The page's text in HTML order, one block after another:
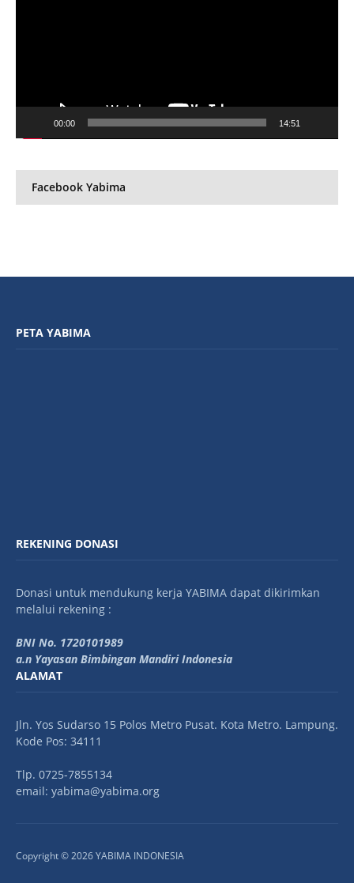
00:00 14:51
Facebook Yabima
PETA YABIMA
REKENING DONASI
Donasi untuk mendukung kerja YABIMA dapat dikirimkan
melalui rekening :
BNI No. 1720101989
a.n Yayasan Bimbingan Mandiri Indonesia
ALAMAT
Jln. Yos Sudarso 15 Polos Metro Pusat. Kota Metro. Lampung.
Kode Pos: 34111
Tlp. 0725-7855134
email: yabima@yabima.org
Copyright © 2026 YABIMA INDONESIA